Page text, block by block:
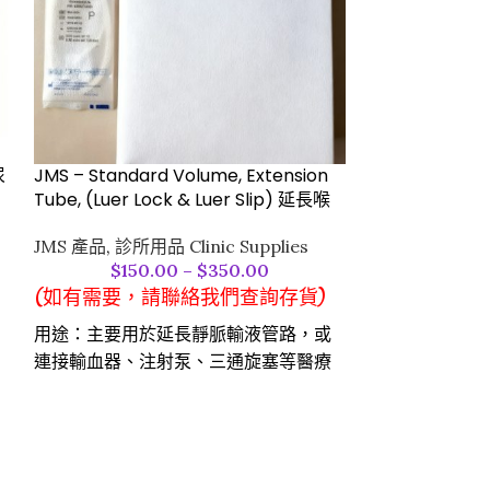
JMS – Standard Volume, Extension
Tube, (Luer Lock & Luer Slip) 延長喉
JMS 產品, 診所用品 Clinic Supplies
$150.00 – $350.00
(如有需要，請聯絡我們查詢存貨)
用途：主要用於延長靜脈輸液管路，或
連接輸血器、注射泵、三通旋塞等醫療